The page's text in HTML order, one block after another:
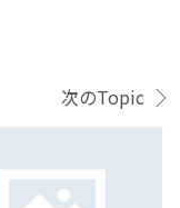
次のTopic